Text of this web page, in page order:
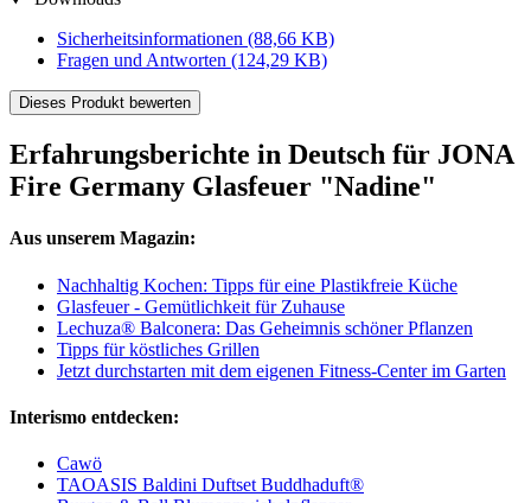
Sicherheitsinformationen (88,66 KB)
Fragen und Antworten (124,29 KB)
Dieses Produkt bewerten
Erfahrungsberichte in Deutsch für JONA
Fire Germany Glasfeuer "Nadine"
Aus unserem Magazin:
Nachhaltig Kochen: Tipps für eine Plastikfreie Küche
Glasfeuer - Gemütlichkeit für Zuhause
Lechuza® Balconera: Das Geheimnis schöner Pflanzen
Tipps für köstliches Grillen
Jetzt durchstarten mit dem eigenen Fitness-Center im Garten
Interismo entdecken:
Cawö
TAOASIS Baldini Duftset Buddhaduft®